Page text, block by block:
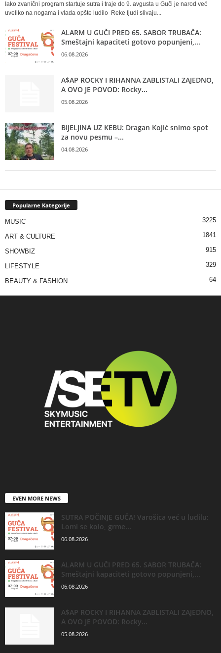
Iako zvanični program startuje sutra i traje do 9. avgusta u Guči je narod već
uveliko na nogama i vlada opšte ludilo Reke ljudi slivaju...
ALARM U GUČI PRED 65. SABOR TRUBAČA:
Smeštajni kapaciteti gotovo popunjeni,...
06.08.2026
A$AP ROCKY I RIHANNA ZABLISTALI ZAJEDNO,
A OVO JE POVOD: Rocky...
05.08.2026
BIJELJINA UZ KEBU: Dragan Kojić snimo spot
za novu pesmu –...
04.08.2026
Popularne Kategorije
MUSIC 3225
ART & CULTURE 1841
SHOWBIZ 915
LIFESTYLE 329
BEAUTY & FASHION 64
EVEN MORE NEWS
SUTRA POČINJE GUČA! Varošica već u ludilu:
Lomi se kolo, grme...
06.08.2026
ALARM U GUČI PRED 65. SABOR TRUBAČA:
Smeštajni kapaciteti gotovo popunjeni,...
06.08.2026
A$AP ROCKY I RIHANNA ZABLISTALI ZAJEDNO,
A OVO JE POVOD: Rocky...
05.08.2026